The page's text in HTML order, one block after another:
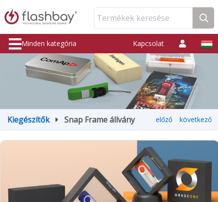
Termékek keresése
Minden kategória Kapcsolat
Kiegészítők Snap Frame állvány következő
előző